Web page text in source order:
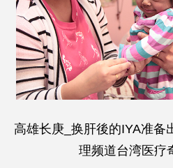
高雄长庚_换肝後的IYA准备
理频道台湾医疗